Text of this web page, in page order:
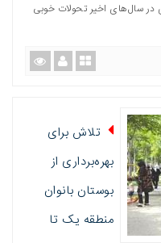
در سال‌های اخیر تحولات خوبی
تلاش برای
بهره‌برداری از
بوستان بانوان
منطقه یک تا